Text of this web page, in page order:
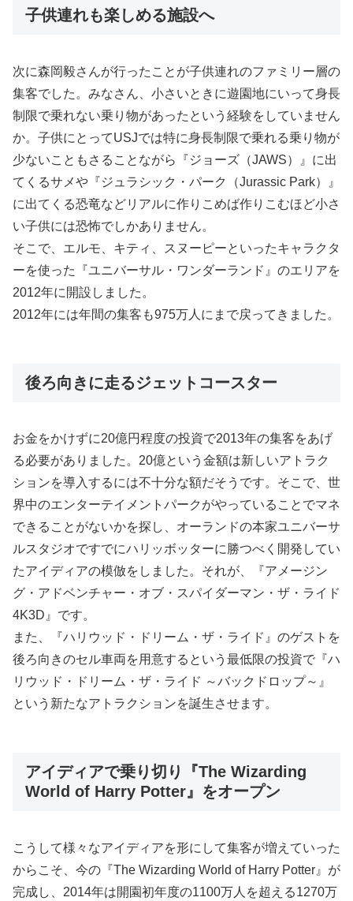
子供連れも楽しめる施設へ
次に森岡毅さんが行ったことが子供連れのファミリー層の
集客でした。みなさん、小さいときに遊園地にいって身長
制限で乗れない乗り物があったという経験をしていません
か。子供にとってUSJでは特に身長制限で乗れる乗り物が
少ないこともさることながら『ジョーズ（JAWS）』に出
てくるサメや『ジュラシック・パーク（Jurassic Park）』
に出てくる恐竜などリアルに作りこめば作りこむほど小さ
い子供には恐怖でしかありません。
そこで、エルモ、キティ、スヌーピーといったキャラクタ
ーを使った『ユニバーサル・ワンダーランド』のエリアを
2012年に開設しました。
2012年には年間の集客も975万人にまで戻ってきました。
後ろ向きに走るジェットコースター
お金をかけずに20億円程度の投資で2013年の集客をあげ
る必要がありました。20億という金額は新しいアトラク
ションを導入するには不十分な額だそうです。そこで、世
界中のエンターテイメントパークがやっていることでマネ
できることがないかを探し、オーランドの本家ユニバーサ
ルスタジオですでにハリッボッターに勝つべく開発してい
たアイディアの模倣をしました。それが、『アメージン
グ・アドベンチャー・オブ・スパイダーマン・ザ・ライド
4K3D』です。
また、『ハリウッド・ドリーム・ザ・ライド』のゲストを
後ろ向きのセル車両を用意するという最低限の投資で『ハ
リウッド・ドリーム・ザ・ライド ～バックドロップ～』
という新たなアトラクションを誕生させます。
アイディアで乗り切り『The Wizarding
World of Harry Potter』をオープン
こうして様々なアイディアを形にして集客が増えていった
からこそ、今の『The Wizarding World of Harry Potter』が
完成し、2014年は開園初年度の1100万人を超える1270万